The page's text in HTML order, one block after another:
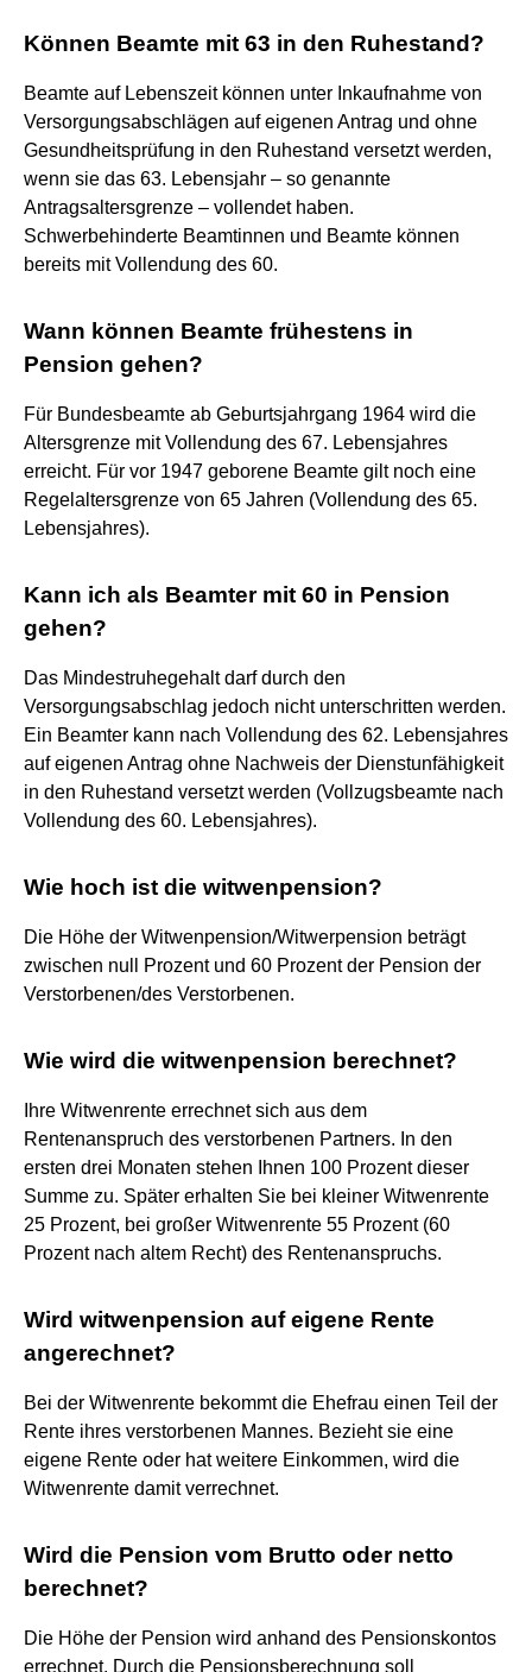
Können Beamte mit 63 in den Ruhestand?
Beamte auf Lebenszeit können unter Inkaufnahme von
Versorgungsabschlägen auf eigenen Antrag und ohne
Gesundheitsprüfung in den Ruhestand versetzt werden,
wenn sie das 63. Lebensjahr – so genannte
Antragsaltersgrenze – vollendet haben.
Schwerbehinderte Beamtinnen und Beamte können
bereits mit Vollendung des 60.
Wann können Beamte frühestens in
Pension gehen?
Für Bundesbeamte ab Geburtsjahrgang 1964 wird die
Altersgrenze mit Vollendung des 67. Lebensjahres
erreicht. Für vor 1947 geborene Beamte gilt noch eine
Regelaltersgrenze von 65 Jahren (Vollendung des 65.
Lebensjahres).
Kann ich als Beamter mit 60 in Pension
gehen?
Das Mindestruhegehalt darf durch den
Versorgungsabschlag jedoch nicht unterschritten werden.
Ein Beamter kann nach Vollendung des 62. Lebensjahres
auf eigenen Antrag ohne Nachweis der Dienstunfähigkeit
in den Ruhestand versetzt werden (Vollzugsbeamte nach
Vollendung des 60. Lebensjahres).
Wie hoch ist die witwenpension?
Die Höhe der Witwenpension/Witwerpension beträgt
zwischen null Prozent und 60 Prozent der Pension der
Verstorbenen/des Verstorbenen.
Wie wird die witwenpension berechnet?
Ihre Witwenrente errechnet sich aus dem
Rentenanspruch des verstorbenen Partners. In den
ersten drei Monaten stehen Ihnen 100 Prozent dieser
Summe zu. Später erhalten Sie bei kleiner Witwenrente
25 Prozent, bei großer Witwenrente 55 Prozent (60
Prozent nach altem Recht) des Rentenanspruchs.
Wird witwenpension auf eigene Rente
angerechnet?
Bei der Witwenrente bekommt die Ehefrau einen Teil der
Rente ihres verstorbenen Mannes. Bezieht sie eine
eigene Rente oder hat weitere Einkommen, wird die
Witwenrente damit verrechnet.
Wird die Pension vom Brutto oder netto
berechnet?
Die Höhe der Pension wird anhand des Pensionskontos
errechnet. Durch die Pensionsberechnung soll